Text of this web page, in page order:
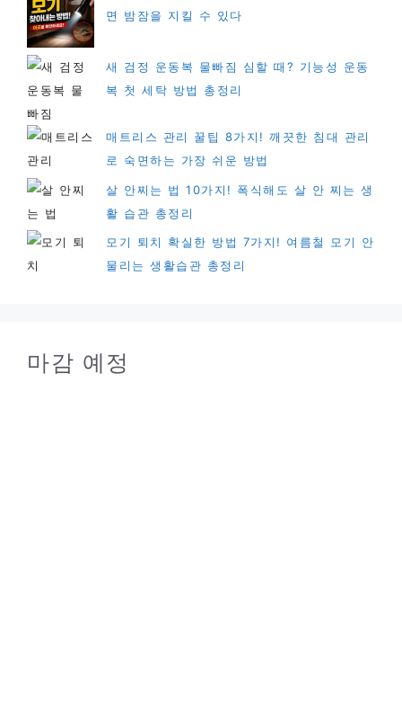
면 밤잠을 지킬 수 있다
새 검정 운동복 물빠짐 심할 때? 기능성 운동
복 첫 세탁 방법 총정리
매트리스 관리 꿀팁 8가지! 깨끗한 침대 관리
로 숙면하는 가장 쉬운 방법
살 안찌는 법 10가지! 폭식해도 살 안 찌는 생
활 습관 총정리
모기 퇴치 확실한 방법 7가지! 여름철 모기 안
물리는 생활습관 총정리
마감 예정